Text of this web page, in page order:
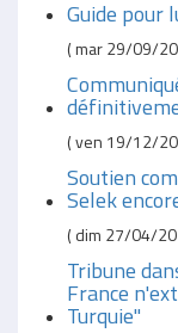
Guide pour
(mar 29/09/
(ven 19/12/
Soutien
Selek
(dim 27/04/
Tribune
France
Turquie"